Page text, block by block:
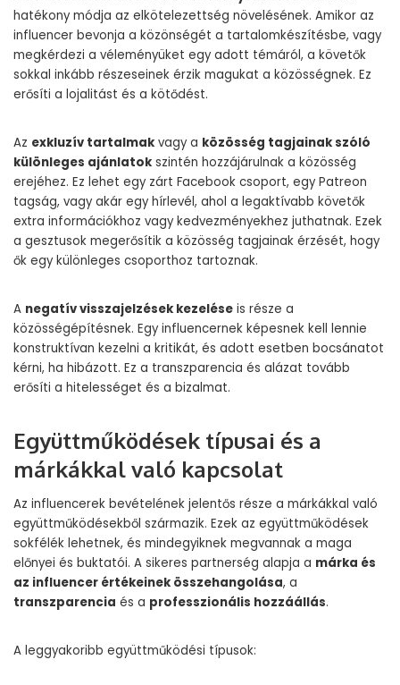
hatékony módja az elkötelezettség növelésének. Amikor az
influencer bevonja a közönségét a tartalomkészítésbe, vagy
megkérdezi a véleményüket egy adott témáról, a követők
sokkal inkább részeseinek érzik magukat a közösségnek. Ez
erősíti a lojalitást és a kötődést.
Az exkluzív tartalmak vagy a közösség tagjainak szóló
különleges ajánlatok szintén hozzájárulnak a közösség
erejéhez. Ez lehet egy zárt Facebook csoport, egy Patreon
tagság, vagy akár egy hírlevél, ahol a legaktívabb követők
extra információkhoz vagy kedvezményekhez juthatnak. Ezek
a gesztusok megerősítik a közösség tagjainak érzését, hogy
ők egy különleges csoporthoz tartoznak.
A negatív visszajelzések kezelése is része a
közösségépítésnek. Egy influencernek képesnek kell lennie
konstruktívan kezelni a kritikát, és adott esetben bocsánatot
kérni, ha hibázott. Ez a transzparencia és alázat tovább
erősíti a hitelességet és a bizalmat.
Együttműködések típusai és a
márkákkal való kapcsolat
Az influencerek bevételének jelentős része a márkákkal való
együttműködésekből származik. Ezek az együttműködések
sokfélék lehetnek, és mindegyiknek megvannak a maga
előnyei és buktatói. A sikeres partnerség alapja a márka és
az influencer értékeinek összehangolása, a
transzparencia és a professzionális hozzáállás.
A leggyakoribb együttműködési típusok: